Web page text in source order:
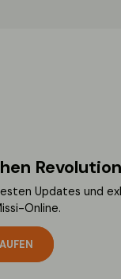
Updates und
Online.